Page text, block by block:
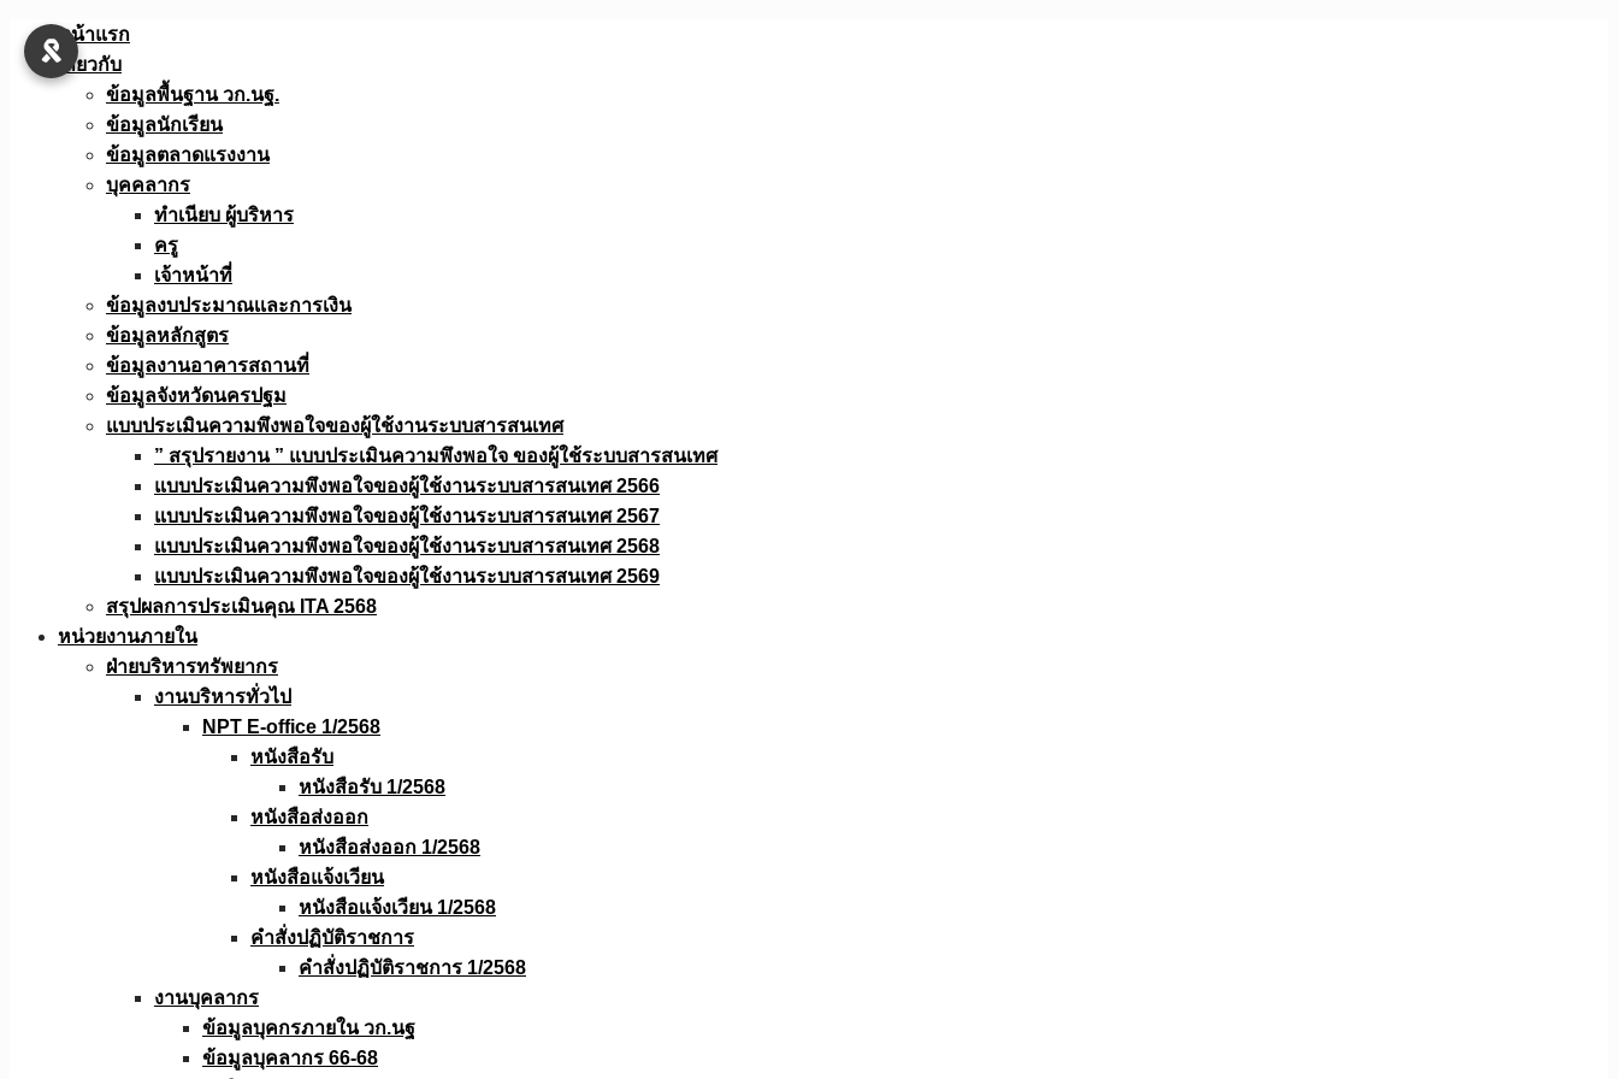
Skip
หน้าแรก
เกี่ยวกับ
ข้อมูลพื้นฐาน วก.นฐ.
ข้อมูลนักเรียน
ข้อมูลตลาดแรงงาน
บุคคลากร
ทำเนียบ ผู้บริหาร
ครู
เจ้าหน้าที่
ข้อมูลงบประมาณเเละการเงิน
ข้อมูลหลักสูตร
ข้อมูลงานอาคารสถานที่
ข้อมูลจังหวัดนครปฐม
แบบประเมินความพึงพอใจของผู้ใช้งานระบบสารสนเทศ
” สรุปรายงาน ” แบบประเมินความพึงพอใจ ของผู้ใช้ระบบสารสนเทศ
แบบประเมินความพึงพอใจของผู้ใช้งานระบบสารสนเทศ 2566
แบบประเมินความพึงพอใจของผู้ใช้งานระบบสารสนเทศ 2567
แบบประเมินความพึงพอใจของผู้ใช้งานระบบสารสนเทศ 2568
แบบประเมินความพึงพอใจของผู้ใช้งานระบบสารสนเทศ 2569
สรุปผลการประเมินคุณ ITA 2568
หน่วยงานภายใน
ฝ่ายบริหารทรัพยากร
งานบริหารทั่วไป
NPT E-office 1/2568
หนังสือรับ
หนังสือรับ 1/2568
หนังสือส่งออก
หนังสือส่งออก 1/2568
หนังสือแจ้งเวียน
หนังสือเเจ้งเวียน 1/2568
คำสั่งปฏิบัติราชการ
คำสั่งปฏิบัติราชการ 1/2568
งานบุคลากร
ข้อมูลบุคกรภายใน วก.นฐ
ข้อมูลบุคลากร 66-68